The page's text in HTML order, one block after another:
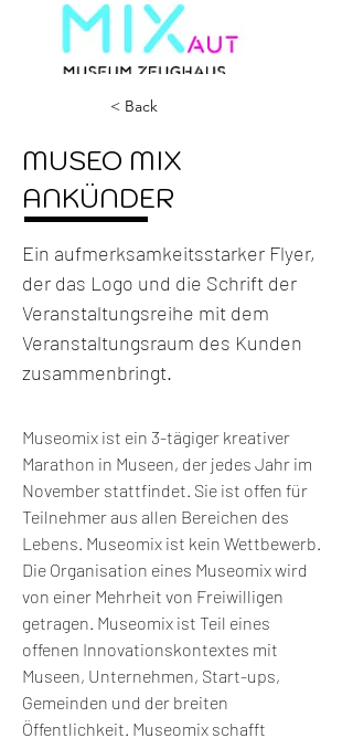
< Back
MUSEO MIX
ANKÜNDER
Ein aufmerksamkeitsstarker Flyer,
der das Logo und die Schrift der
Veranstaltungsreihe mit dem
Veranstaltungsraum des Kunden
zusammenbringt.
Museomix ist ein 3-tägiger kreativer
Marathon in Museen, der jedes Jahr im
November stattfindet. Sie ist offen für
Teilnehmer aus allen Bereichen des
Lebens. Museomix ist kein Wettbewerb.
Die Organisation eines Museomix wird
von einer Mehrheit von Freiwilligen
getragen. Museomix ist Teil eines
offenen Innovationskontextes mit
Museen, Unternehmen, Start-ups,
Gemeinden und der breiten
Öffentlichkeit. Museomix schafft